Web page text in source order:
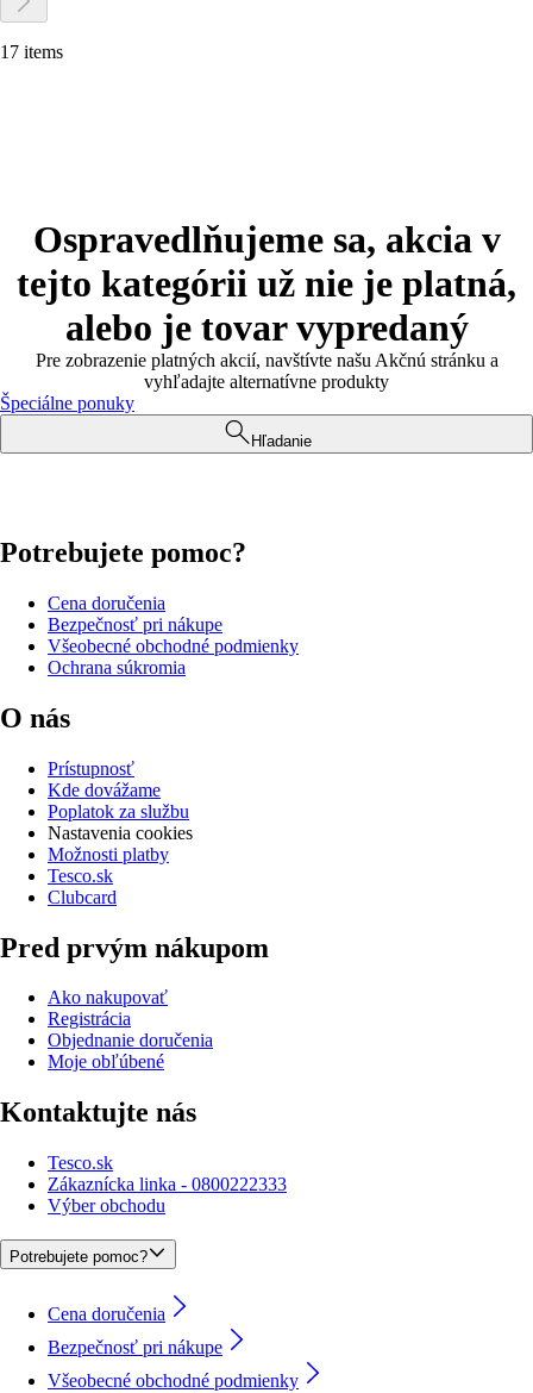
17 items
Ospravedlňujeme sa, akcia v
tejto kategórii už nie je platná,
alebo je tovar vypredaný
Pre zobrazenie platných akcií, navštívte našu Akčnú stránku a
vyhľadajte alternatívne produkty
Špeciálne ponuky
Hľadanie
Potrebujete pomoc?
Cena doručenia
Bezpečnosť pri nákupe
Všeobecné obchodné podmienky
Ochrana súkromia
O nás
Prístupnosť
Kde dovážame
Poplatok za službu
Nastavenia cookies
Možnosti platby
Tesco.sk
Clubcard
Pred prvým nákupom
Ako nakupovať
Registrácia
Objednanie doručenia
Moje obľúbené
Kontaktujte nás
Tesco.sk
Zákaznícka linka - 0800222333
Výber obchodu
Potrebujete pomoc?
Cena doručenia
Bezpečnosť pri nákupe
Všeobecné obchodné podmienky